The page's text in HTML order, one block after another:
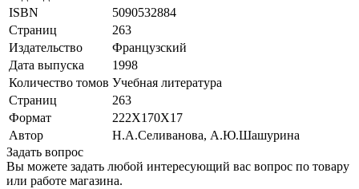
ISBN
5090532884
Страниц
263
Издательство
Французский
Дата выпуска
1998
Количество томов Учебная литература
Страниц
263
Формат
222Х170Х17
Автор
Н.А.Селиванова, А.Ю.Шашурина
Задать вопрос
Вы можете задать любой интересующий вас вопрос по товару
или работе магазина.